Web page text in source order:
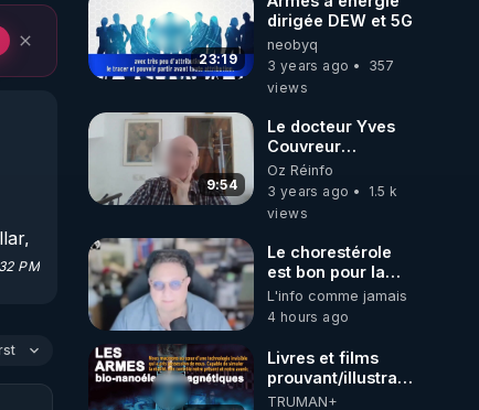
PM
23:19
dirigée DEW et 5G
neobyq
3 years ago
357
views
9:54
Le docteur Yves
Couvreur
dénonce le
harcèlement
électromagnétique
Oz Réinfo
3 years ago
1.5 k
views
Le chorestérole
est bon pour la
santé, ils nous
volent l'eau ! 😒🤢
https://odysee.com/
L'info comme jamais
4 hours ago
Livres et films
prouvant/illustrant
les armes bio-
TRUMAN+